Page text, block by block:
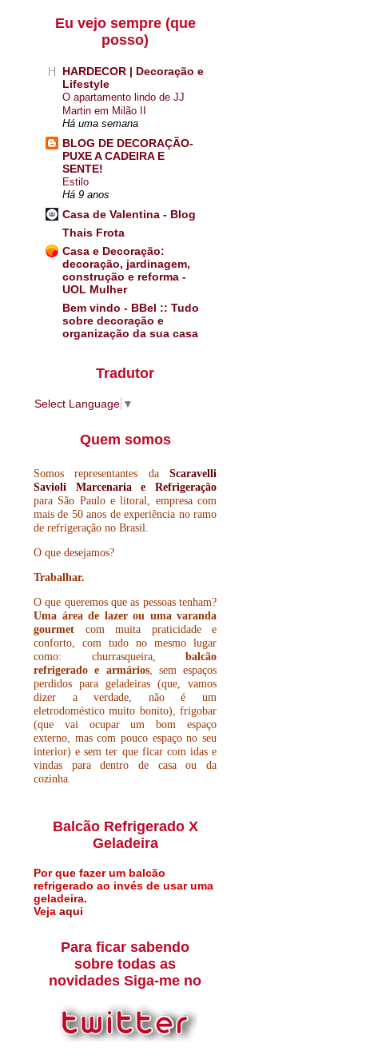
Eu vejo sempre (que
posso)
HARDECOR | Decoração e
Lifestyle
O apartamento lindo de JJ
Martin em Milão II
Há uma semana
BLOG DE DECORAÇÃO-
PUXE A CADEIRA E
SENTE!
Estilo
Há 9 anos
Casa de Valentina - Blog
Thais Frota
Casa e Decoração:
decoração, jardinagem,
construção e reforma -
UOL Mulher
Bem vindo - BBel :: Tudo
sobre decoração e
organização da sua casa
Tradutor
Select Language ▼
Quem somos
Somos representantes da Scaravelli
Savioli Marcenaria e Refrigeração
para São Paulo e litoral, empresa com
mais de 50 anos de experiência no ramo
de refrigeração no Brasil.
O que desejamos?
Trabalhar.
O que queremos que as pessoas tenham?
Uma área de lazer ou uma varanda
gourmet com muita praticidade e
conforto, com tudo no mesmo lugar
como: churrasqueira, balcão
refrigerado e armários, sem espaços
perdidos para geladeiras (que, vamos
dizer a verdade, não é um
eletrodoméstico muito bonito), frigobar
(que vai ocupar um bom espaço
externo, mas com pouco espaço no seu
interior) e sem ter que ficar com idas e
vindas para dentro de casa ou da
cozinha.
Balcão Refrigerado X
Geladeira
Por que fazer um balcão
refrigerado ao invés de usar uma
geladeira.
Veja aqui
Para ficar sabendo
sobre todas as
novidades Siga-me no